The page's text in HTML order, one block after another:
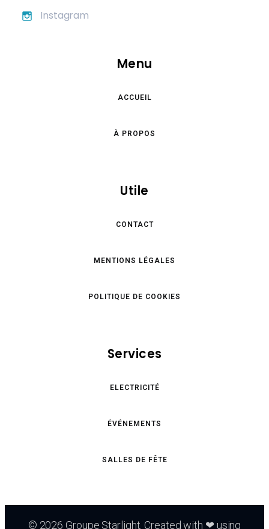
Instagram
Menu
ACCUEIL
À PROPOS
Utile
CONTACT
MENTIONS LÉGALES
POLITIQUE DE COOKIES
Services
ELECTRICITÉ
ÉVÉNEMENTS
SALLES DE FÊTE
© 2026 Groupe Starlight. Created with ❤ using